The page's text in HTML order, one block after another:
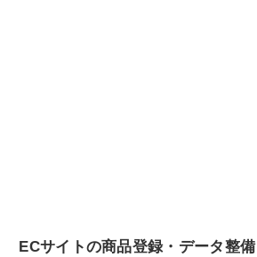
ECサイトの商品登録・データ整備